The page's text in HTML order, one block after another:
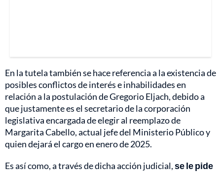
En la tutela también se hace referencia a la existencia de
posibles conflictos de interés e inhabilidades en
relación a la postulación de Gregorio Eljach, debido a
que justamente es el secretario de la corporación
legislativa encargada de elegir al reemplazo de
Margarita Cabello, actual jefe del Ministerio Público y
quien dejará el cargo en enero de 2025.
Es así como, a través de dicha acción judicial,se le pide